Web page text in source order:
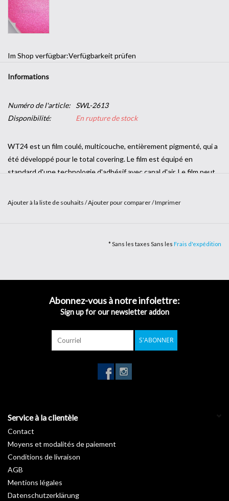
Im Shop verfügbar:Verfügbarkeit prüfen
Informations
Numéro de l'article:
SWL-2613
Disponibilité:
En rupture de stock
WT24 est un film coulé, multicouche, entièrement pigmenté, qui a
été développé pour le total covering. Le film est équipé en
standard d'une technologie d'adhésif avec canal d'air. Le film peut
est fabriqué en Asie et a été sélectionné par Werbetechnik24.
Rapport qualité-prix
Vous n'avez pas trouvé votre teinte ? Veuillez nous contacter, nous
aurons certainement une solution.
Ajouter à la liste de souhaits /Ajouter pour comparer/Imprimer
* Sans les taxes Sans les Frais d'expédition
Abonnez-vous à notre infolettre:
Sign up for our newsletter addon
S'ABONNER
Service à la clientèle
Contact
Moyens et modalités de paiement
Conditions de livraison
AGB
Mentions légales
Datenschutzerklärung